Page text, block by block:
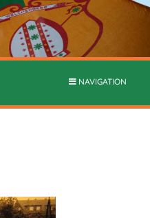
NAVIGATION